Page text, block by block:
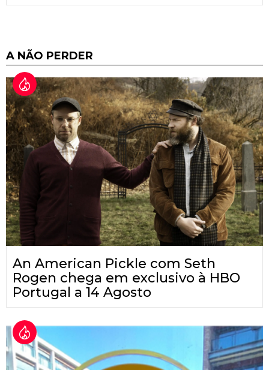
A NÃO PERDER
An American Pickle com Seth
Rogen chega em exclusivo à HBO
Portugal a 14 Agosto